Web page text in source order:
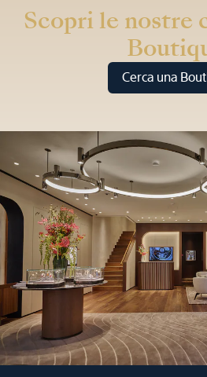
Scopri le nostre
Cerca una